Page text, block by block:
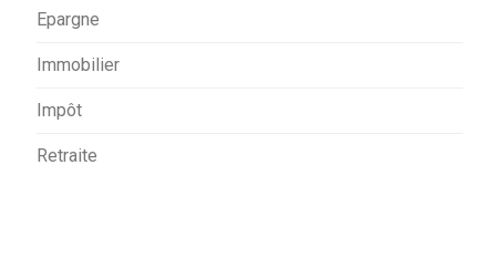
Epargne
Immobilier
Impôt
Retraite